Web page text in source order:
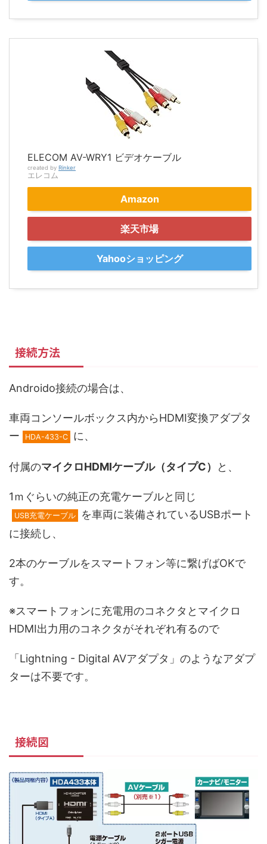
ELECOM AV-WRY1 ビデオケーブル
created by Rinker
エレコム
Amazon
楽天市場
Yahooショッピング
接続方法
Androido接続の場合は、
車両コンソールボックス内からHDMI変換アダプタ
ー
HDA-433-C に、
付属のマイクロHDMIケーブル（タイプC） と、
1ｍぐらいの純正の充電ケーブルと同じ
USB充電ケーブル
を車両に装備されているUSBポート
に接続し、
2本のケーブルをスマートフォン等に繋げばOKで
す。
※スマートフォンに充電用のコネクタとマイクロ
HDMI出力用のコネクタがそれぞれ有るので
「Lightning - Digital AVアダプタ」のようなアダプ
ターは不要です。
接続図